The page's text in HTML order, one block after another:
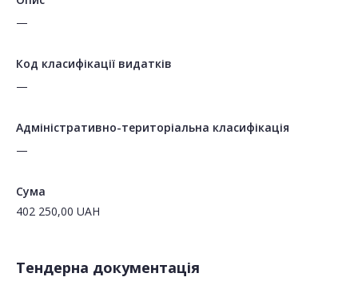
—
Код класифікації видатків
—
Адміністративно-територіальна класифікація
—
Сума
402 250,00 UAH
Тендерна документація